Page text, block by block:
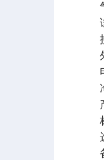
气
试
接
外
电
净
产
标
选
备